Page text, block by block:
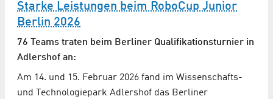
Starke Leistungen beim RoboCup Junior
Berlin 2026
76 Teams traten beim Berliner Qualifikationsturnier in
Adlershof an:
Am 14. und 15. Februar 2026 fand im Wissenschafts-
und Technologiepark Adlershof das Berliner